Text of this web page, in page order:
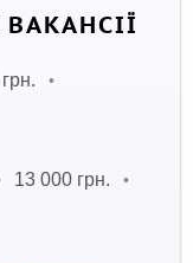
•
13 000 грн. •